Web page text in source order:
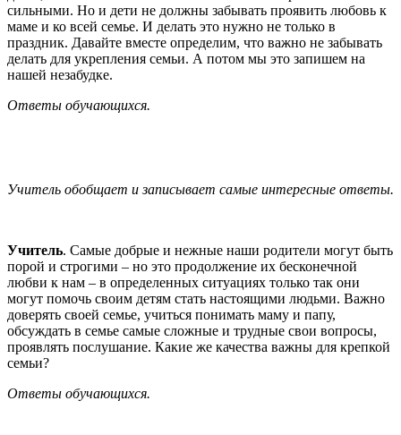
сильными. Но и дети не должны забывать проявить любовь к
маме и ко всей семье. И делать это нужно не только в
праздник. Давайте вместе определим, что важно не забывать
делать для укрепления семьи. А потом мы это запишем на
нашей незабудке.
Ответы обучающихся.
Учитель обобщает и записывает самые интересные ответы.
Учитель. Самые добрые и нежные наши родители могут быть
порой и строгими – но это продолжение их бесконечной
любви к нам – в определенных ситуациях только так они
могут помочь своим детям стать настоящими людьми. Важно
доверять своей семье, учиться понимать маму и папу,
обсуждать в семье самые сложные и трудные свои вопросы,
проявлять послушание. Какие же качества важны для крепкой
семьи?
Ответы обучающихся.